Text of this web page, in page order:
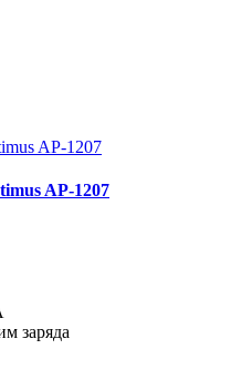
AP-1207
заряда